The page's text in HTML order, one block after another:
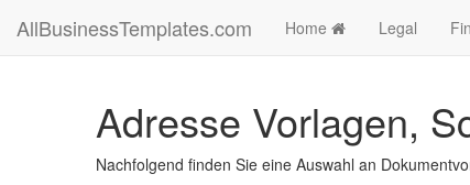
AllBusinessTemplates.com Home Legal
Adresse Vorlagen,
Nachfolgend finden Sie eine Auswahl an